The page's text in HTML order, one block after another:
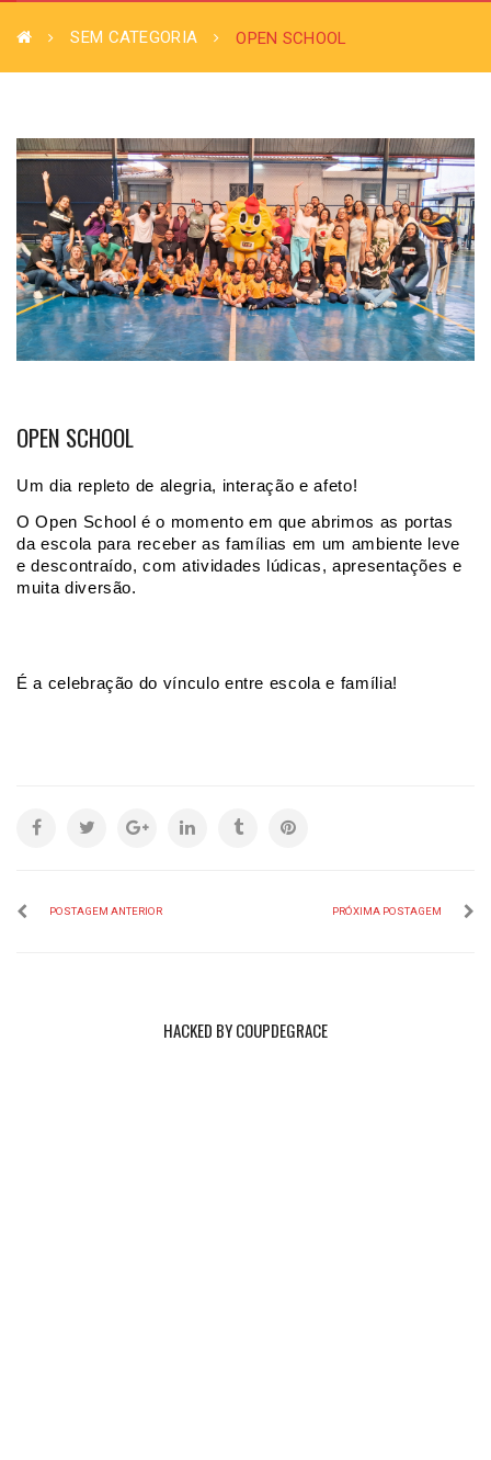
SEM CATEGORIA OPEN SCHOOL
OPEN SCHOOL
Um dia repleto de alegria, interação e afeto!
O Open School é o momento em que abrimos as portas
da escola para receber as famílias em um ambiente leve
e descontraído, com atividades lúdicas, apresentações e
muita diversão.
É a celebração do vínculo entre escola e família!
POSTAGEM ANTERIOR PRÓXIMA POSTAGEM
HACKED BY COUPDEGRACE